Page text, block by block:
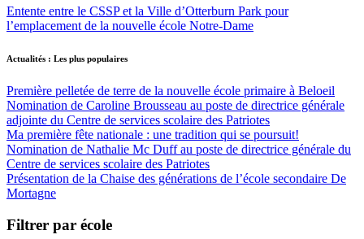
Entente entre le CSSP et la Ville d’Otterburn Park pour
l’emplacement de la nouvelle école Notre-Dame
Actualités : Les plus populaires
Première pelletée de terre de la nouvelle école primaire à Beloeil
Nomination de Caroline Brousseau au poste de directrice générale
adjointe du Centre de services scolaire des Patriotes
Ma première fête nationale : une tradition qui se poursuit!
Nomination de Nathalie Mc Duff au poste de directrice générale du
Centre de services scolaire des Patriotes
Présentation de la Chaise des générations de l’école secondaire De
Mortagne
Filtrer par école